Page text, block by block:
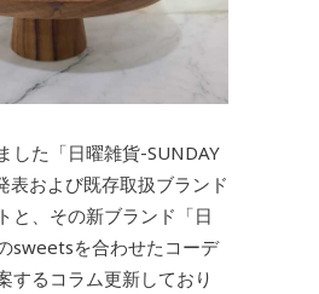
した「日曜雑貨-SUNDAY
表および既存取扱ブランド
と、その新ブランド「日
sweetsを合わせたコーデ
するコラム更新しており